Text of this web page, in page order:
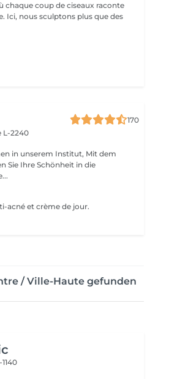
chaque coup de ciseaux raconte
Ici, nous sculptons plus que des
170
L-2240
Sie Ihre Schönheit in die
acné et crème de jour.
/ Ville-Haute gefunden